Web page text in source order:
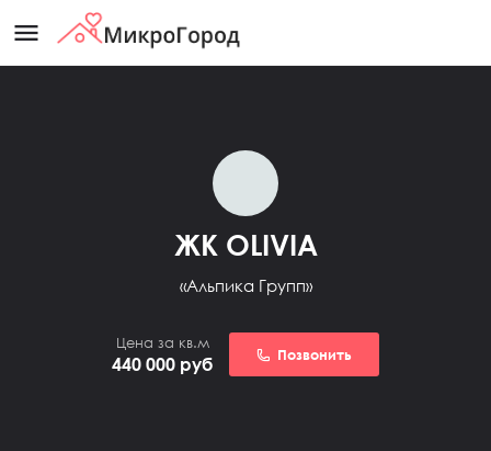
menu
ЖК OLIVIA
«Альпика Групп»
Цена за кв.м
440 000 руб Позвонить